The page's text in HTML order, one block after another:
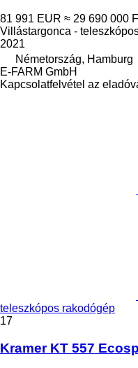
81 991 EUR ≈ 29 690 000
Villástargonca -
2021
Németország, Hamburg
E-FARM GmbH
Kapcsolatfelvétel az
teleszkópos rakodógép
17
Kramer KT 557